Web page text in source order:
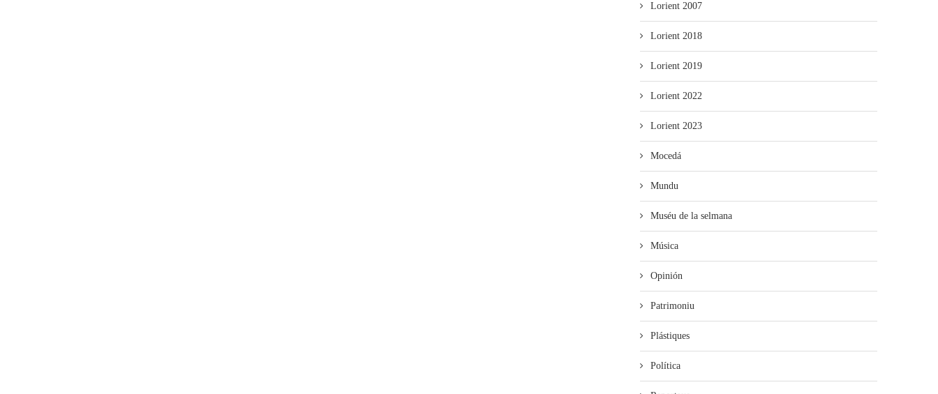
Lorient 2007
Lorient 2018
Lorient 2019
Lorient 2022
Lorient 2023
Mocedá
Mundu
Muséu de la selmana
Música
Opinión
Patrimoniu
Plástiques
Política